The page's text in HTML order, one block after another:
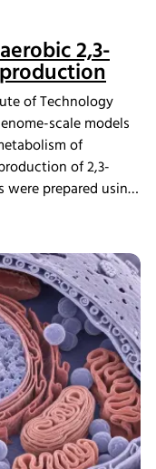
2,3-
of Technology
scale models
of
of 2,3-
prepared using
and proteomic
engineered yeast
rates by
a powerful tool for